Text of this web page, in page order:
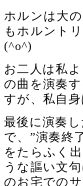
ホルンは大
もホルント
(^o^)
お二人は私
の曲を演奏
すが、私自身
最後に演奏
で、”演奏終
をたらふく
うな謳い文
のお宅での